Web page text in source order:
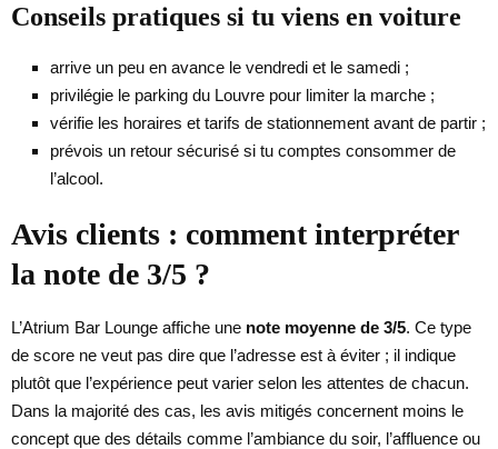
Conseils pratiques si tu viens en voiture
arrive un peu en avance le vendredi et le samedi ;
privilégie le parking du Louvre pour limiter la marche ;
vérifie les horaires et tarifs de stationnement avant de partir ;
prévois un retour sécurisé si tu comptes consommer de
l’alcool.
Avis clients : comment interpréter
la note de 3/5 ?
L’Atrium Bar Lounge affiche une note moyenne de 3/5. Ce type
de score ne veut pas dire que l’adresse est à éviter ; il indique
plutôt que l’expérience peut varier selon les attentes de chacun.
Dans la majorité des cas, les avis mitigés concernent moins le
concept que des détails comme l’ambiance du soir, l’affluence ou